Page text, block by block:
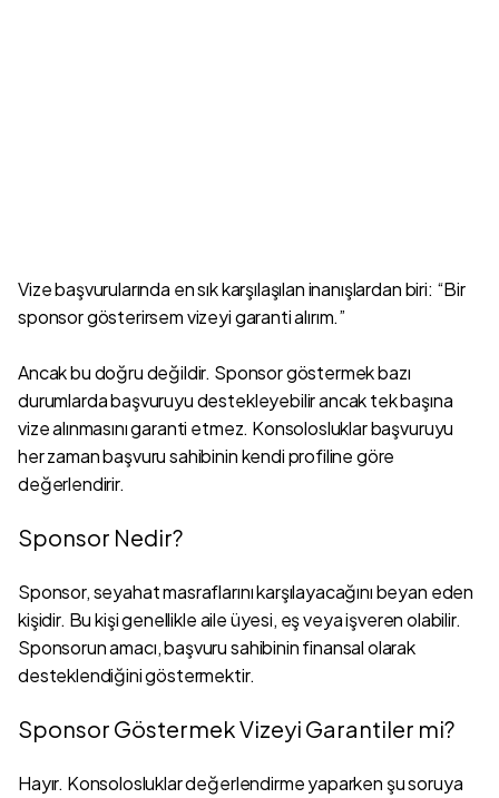
Vize başvurularında en sık karşılaşılan inanışlardan biri: “Bir
sponsor gösterirsem vizeyi garanti alırım.”
Ancak bu doğru değildir. Sponsor göstermek bazı
durumlarda başvuruyu destekleyebilir ancak tek başına
vize alınmasını garanti etmez. Konsolosluklar başvuruyu
her zaman başvuru sahibinin kendi profiline göre
değerlendirir.
Sponsor Nedir?
Sponsor, seyahat masraflarını karşılayacağını beyan eden
kişidir. Bu kişi genellikle aile üyesi, eş veya işveren olabilir.
Sponsorun amacı, başvuru sahibinin finansal olarak
desteklendiğini göstermektir.
Sponsor Göstermek Vizeyi Garantiler mi?
Hayır. Konsolosluklar değerlendirme yaparken şu soruya